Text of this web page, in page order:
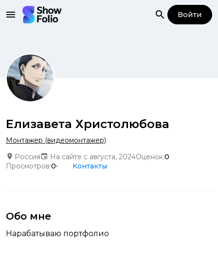
Войти
Елизавета Христолюбова
Монтажер (видеомонтажер)
Россия
На сайте с августа, 2024Оценок:0
Просмотров:0 Контакты
Обо мне
Нарабатываю портфолио